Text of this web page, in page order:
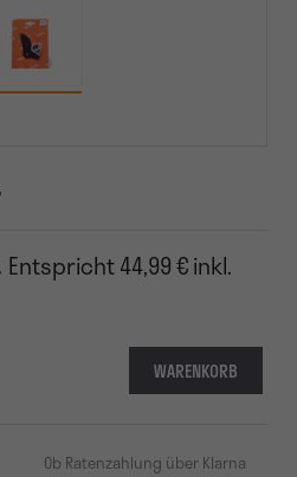
Entspricht44,99 € inkl.
WARENKORB
Ob Ratenzahlung über Klarna